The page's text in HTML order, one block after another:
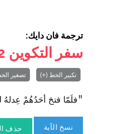
ترجمة فان دايك:
سفر التكوين
تكبير الخط (+) تصغير
"فلَمّا فتحَ أحَدُهُمْ عِدلهُ
نسخ الآية حذف